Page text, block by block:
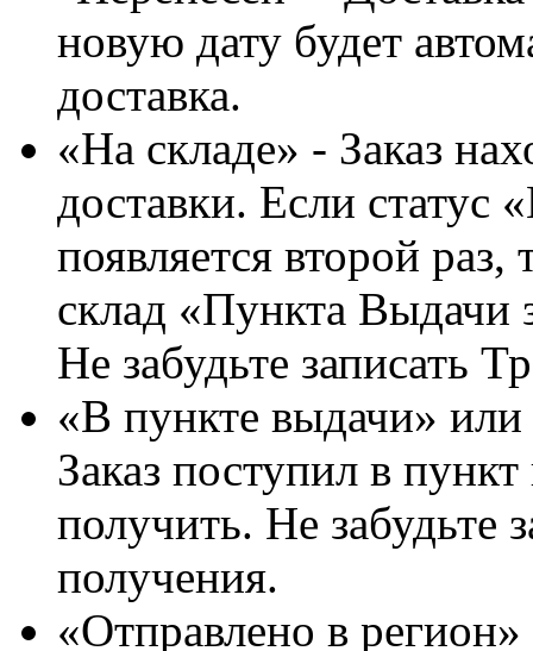
новую дату будет
доставка.
«На складе» - Заказ
доставки. Если статус
появляется второй
склад «Пункта Выдачи
Не забудьте записать
«В пункте выдачи» или
Заказ поступил в
получить. Не забудьте
получения.
«Отправлено в